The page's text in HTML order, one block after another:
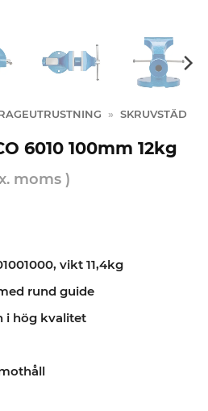
» SKRUVSTÄD
6010 100mm 12kg
moms )
vikt 11,4kg
rund guide
i hög kvalitet